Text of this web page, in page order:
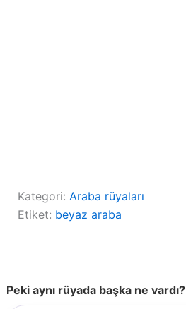
Kategori: Araba rüyaları
Etiket: beyaz araba
Peki aynı rüyada başka ne vardı?